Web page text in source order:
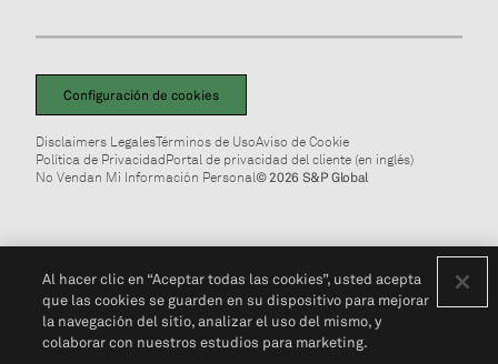
Configuración de cookies
Disclaimers LegalesTérminos de UsoAviso de Cookie
Política de PrivacidadPortal de privacidad del cliente (en inglés)
No Vendan Mi Información Personal© 2026 S&P Global
Al hacer clic en “Aceptar todas las cookies”, usted acepta
que las cookies se guarden en su dispositivo para mejorar
la navegación del sitio, analizar el uso del mismo, y
colaborar con nuestros estudios para marketing.